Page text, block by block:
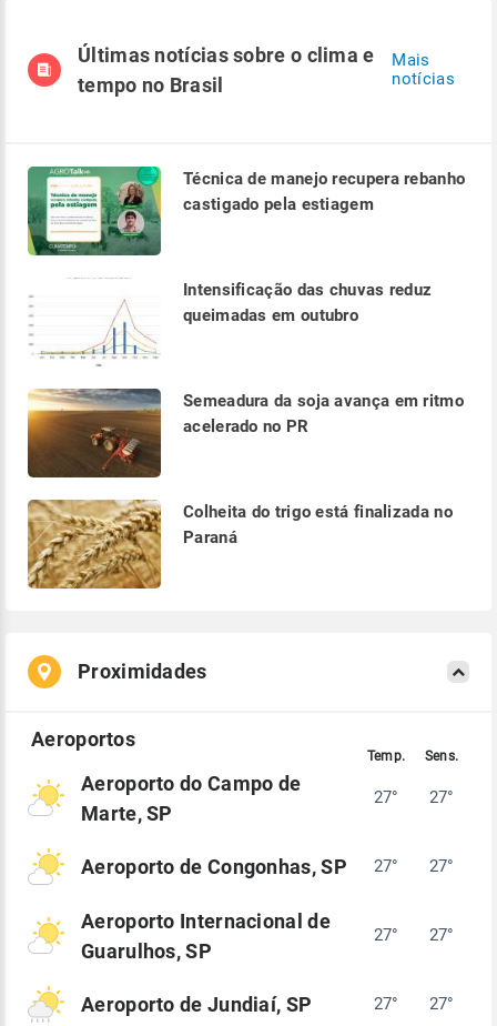
Últimas notícias sobre o clima e
tempo no Brasil
Mais
notícias
Técnica de manejo recupera rebanho
castigado pela estiagem
Intensificação das chuvas reduz
queimadas em outubro
Semeadura da soja avança em ritmo
acelerado no PR
Colheita do trigo está finalizada no
Paraná
Proximidades
Aeroporto do Campo de
Marte, SP
27° 27°
Aeroporto de Congonhas, SP 27° 27°
Aeroporto Internacional de
Guarulhos, SP
27° 27°
Aeroporto de Jundiaí, SP 27° 27°